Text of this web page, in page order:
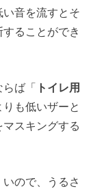
音を流すとそ
ることができ
らば「 トイレ用
も低いザーと
スキングする
ので、うるさ